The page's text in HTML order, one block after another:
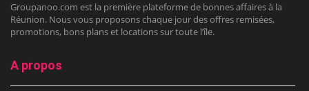
Groupanoo.com est la première plateforme de bonnes affaires à la
Réunion. Nous vous proposons chaque jour des offres remisées,
promotions, bons plans et locations sur toute l’île.
A propos